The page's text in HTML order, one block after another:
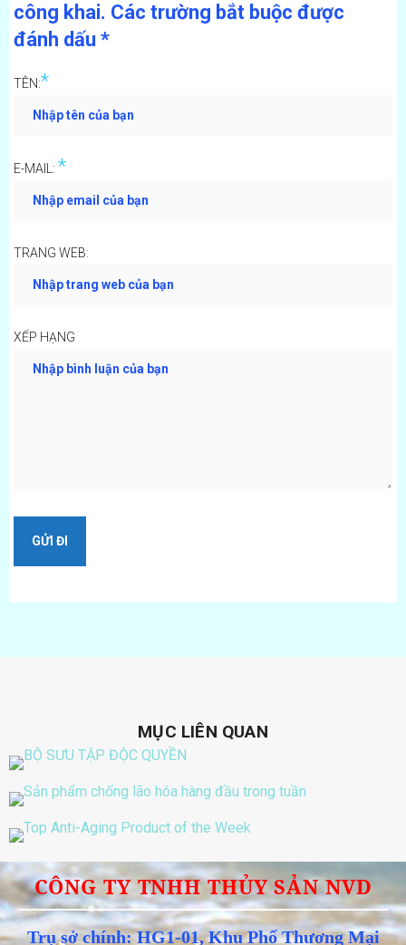
công khai. Các trường bắt buộc được
đánh dấu *
TÊN:*
E-MAIL: *
TRANG WEB:
XẾP HẠNG
MỤC LIÊN QUAN
CÔNG TY TNHH THỦY SẢN NVD
Trụ sở chính: HG1-01, Khu Phố Thương Mại